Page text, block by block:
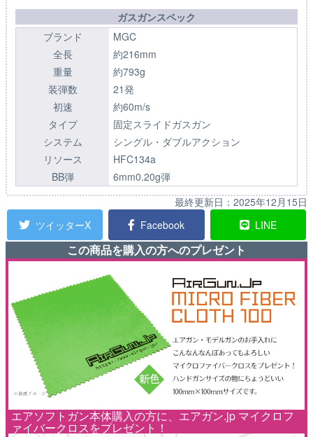
ガスガンスペック
ブランド
MGC
全長
約216mm
重量
約793g
装弾数
21発
初速
約60m/s
タイプ
固定スライドガスガン
システム
シングル・ダブルアクション
リソース
HFC134a
BB弾
6mm0.20g弾
最終更新日： 2025年12月15日
ツイッターX
Facebook LINE
この商品を購入の方へのプレゼント
エアソフトガン本体購入の方に、エアガン.jp マイクロフ
ァイバークロスをプレゼント！